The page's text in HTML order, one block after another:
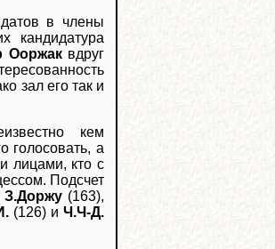
в члены
кандидатура
Ооржаквдруг
зал его так и
кем
голосовать, а
лицами, кто с
Подсчет
З.Доржу(163),
(126) иЧ.Ч-Д.